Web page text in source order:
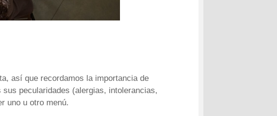
así que recordamos la importancia de
pecularidades (alergias, intolerancias,
uno u otro menú.